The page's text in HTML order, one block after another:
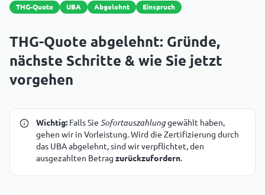
THG-Quote UBA Abgelehnt Einspruch
THG-Quote abgelehnt: Gründe,
nächste Schritte & wie Sie jetzt
vorgehen
Wichtig: Falls Sie Sofortauszahlunggewählt haben,
gehen wir in Vorleistung. Wird die Zertifizierung durch
das UBA abgelehnt, sind wir verpflichtet, den
ausgezahlten Betrag zurückzufordern.